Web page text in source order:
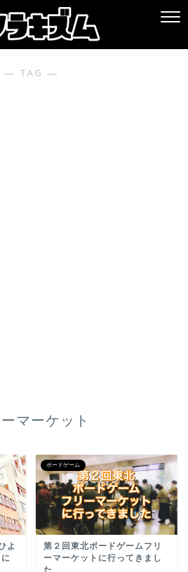
― TAG ―
マーケット
よ
ボードゲーム
第２回東北ボードゲームフリ
ーマーケットに行ってきまし
た